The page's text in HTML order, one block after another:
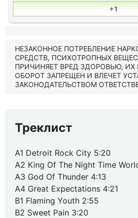
+1
НЕЗАКОННОЕ ПОТРЕБЛЕНИЕ
СРЕДСТВ, ПСИХОТРОПНЫХ
ПРИЧИНЯЕТ ВРЕД ЗДОРОВЬЮ, ИХ
ОБОРОТ ЗАПРЕЩЕН И ВЛЕЧЕТ
ЗАКОНОДАТЕЛЬСТВОМ
Треклист
A1 Detroit Rock City 5:20
A2 King Of The Night Time
A3 God Of Thunder 4:13
A4 Great Expectations 4:21
B1 Flaming Youth 2:55
B2 Sweet Pain 3:20